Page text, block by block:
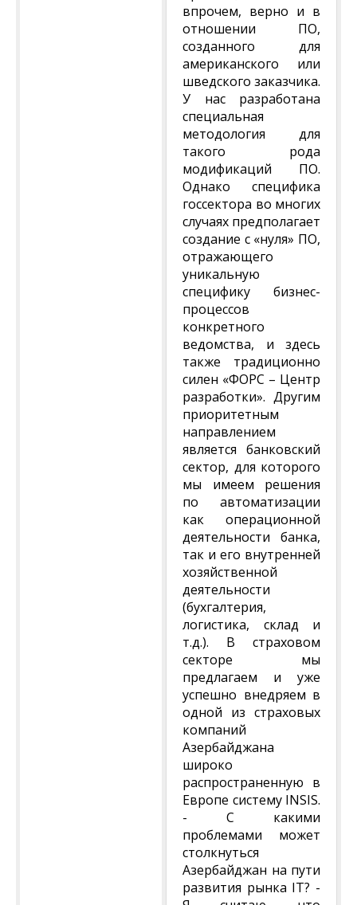
впрочем, верно и в
отношении ПО,
созданного для
американского или
шведского заказчика.
У нас разработана
специальная
методология для
такого рода
модификаций ПО.
Однако специфика
госсектора во многих
случаях предполагает
создание с «нуля» ПО,
отражающего
уникальную
специфику бизнес-
процессов
конкретного
ведомства, и здесь
также традиционно
силен «ФОРС – Центр
разработки». Другим
приоритетным
направлением
является банковский
сектор, для которого
мы имеем решения
по автоматизации
как операционной
деятельности банка,
так и его внутренней
хозяйственной
деятельности
(бухгалтерия,
логистика, склад и
т.д.). В страховом
секторе мы
предлагаем и уже
успешно внедряем в
одной из страховых
компаний
Азербайджана
широко
распространенную в
Европе систему INSIS.
- С какими
проблемами может
столкнуться
Азербайджан на пути
развития рынка IT? -